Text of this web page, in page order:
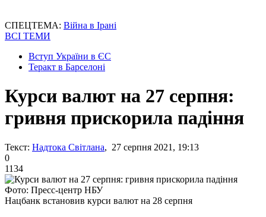
СПЕЦТЕМА: Війна в Ірані
ВСІ ТЕМИ
Вступ України в ЄС
Теракт в Барселоні
Курси валют на 27 серпня:
гривня прискорила падіння
Текст: Надтока Світлана, 27 серпня 2021, 19:13
0
1134
Фото: Пресс-центр НБУ
Нацбанк встановив курси валют на 28 серпня